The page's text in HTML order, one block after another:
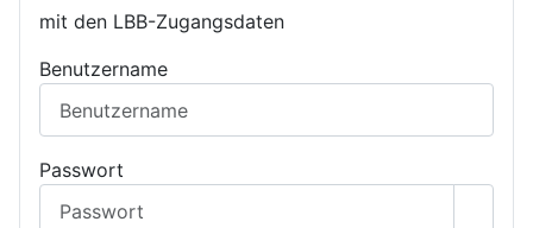
mit den LBB-Zugangsdaten
Benutzername
Passwort